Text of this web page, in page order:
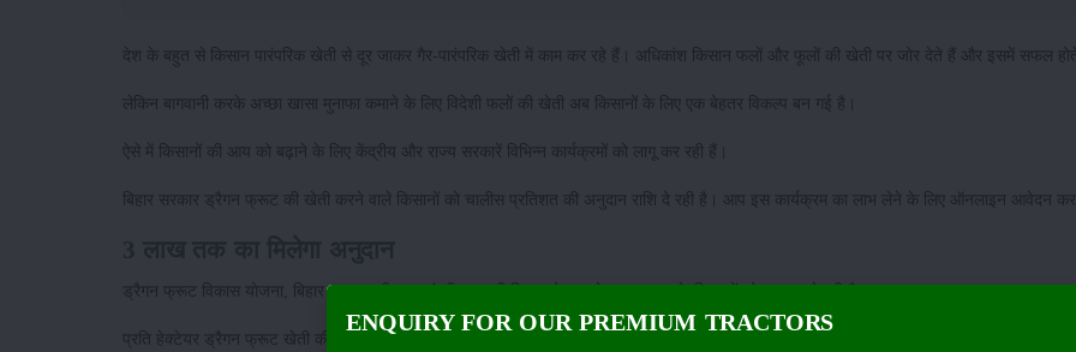
देश के बहुत से किसान पारंपरिक खेती से दूर जाकर गैर-पारंपरिक खेती में काम कर रहे हैं। अधिकांश किसान फलों और फूलों की खेती पर जोर देते हैं और इसमें सफल होते
लेकिन बागवानी करके अच्छा खासा मुनाफा कमाने के लिए विदेशी फलों की खेती अब किसानों के लिए एक बेहतर विकल्प बन गई है।
ऐसे में किसानों की आय को बढ़ाने के लिए केंद्रीय और राज्य सरकारें विभिन्न कार्यक्रमों को लागू कर रही हैं।
बिहार सरकार ड्रैगन फ्रूट की खेती करने वाले किसानों को चालीस प्रतिशत की अनुदान राशि दे रही है। आप इस कार्यक्रम का लाभ लेने के लिए ऑनलाइन आवेदन
ड्रैगन फ्रूट विकास योजना, बिहार सरकार की 'मुख्यमंत्री बागवानी मिशन योजना' के तहत राज्य के किसानों को अनुदान दे रही है।
प्रति हेक्टेयर ड्रैगन फ्रूट खेती की लागत 7.50 लाख रुपये है। इस फ्रूट की खेती पर किसानों को 40 प्रतिशत, या 3 लाख रुपये तक का अनुदान दिया जाएगा।
ENQUIRY FOR OUR PREMIUM TRACTORS